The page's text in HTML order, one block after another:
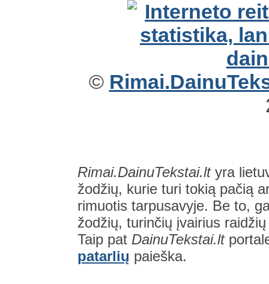
©
Rimai.DainuTekstai.ltyra
žodžių, kurie turi tokią pačią
rimuotis tarpusavyje. Be to,
žodžių, turinčių įvairius
Taip pat DainuTekstai.lt
patarlių paieška.